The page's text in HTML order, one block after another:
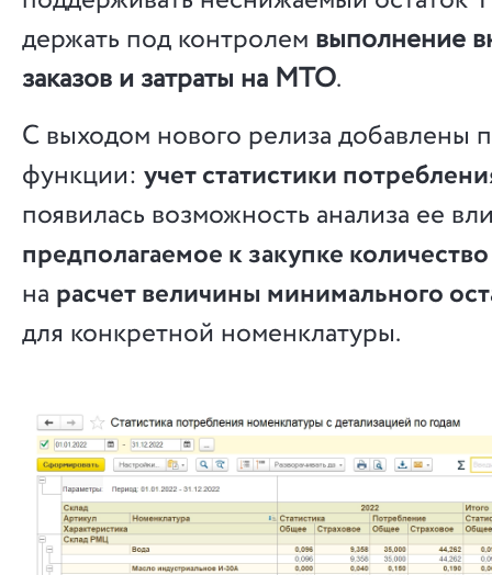
держать под контролем выполнение
заказов и затраты на МТО.
С выходом нового релиза добавлены
функции: учет статистики
появилась возможность анализа ее
предполагаемое к закупке
на расчет величины минимального
для конкретной номенклатуры.